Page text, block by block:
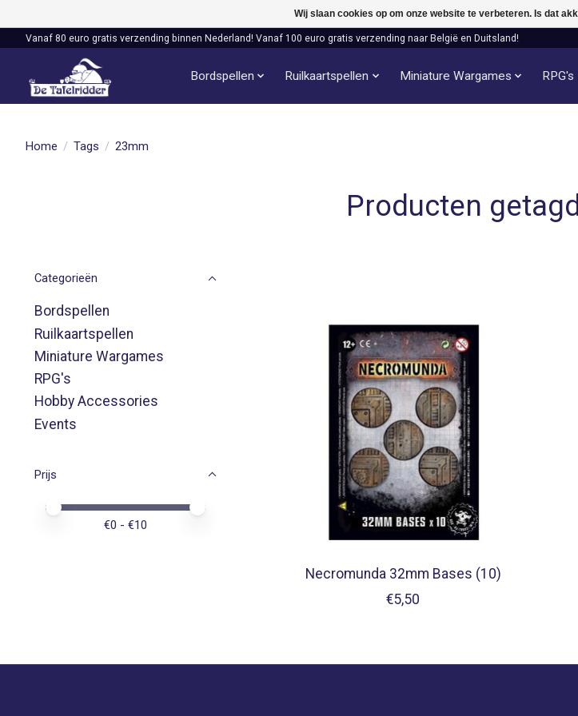
Vanaf 80 euro gratis verzending binnen Nederland! Vanaf 100 euro gratis verzending naar België en Duitsland!
Bordspellen Ruilkaartspellen Miniature Wargames RPG's
Home / Tags / 23mm
Producten
Categorieën
Bordspellen
Ruilkaartspellen
Miniature Wargames
RPG's
Hobby Accessories
Events
Prijs
Minimale prijswaarde
Price maximum value
€0 - €10
Necromunda 32mm Bases (10)
€5,50
Wij slaan cookies op om onze website te verbeteren. Is dat